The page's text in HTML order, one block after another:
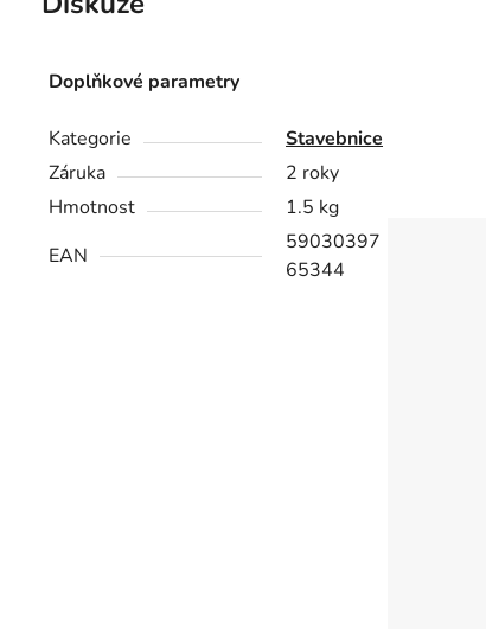
Doplňkové parametry
Kategorie
Stavebnice
Záruka
2 roky
Hmotnost
1.5 kg
EAN
59030397
65344